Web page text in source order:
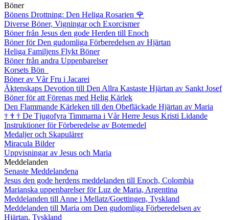
Böner
Bönens Drottning: Den Heliga Rosarien 🌹
Diverse Böner, Vigningar och Exorcismer
Böner från Jesus den gode Herden till Enoch
Böner för Den gudomliga Förberedelsen av Hjärtan
Heliga Familjens Flykt Böner
Böner från andra Uppenbarelser
Korsets Bön
Böner av Vår Fru i Jacarei
Äktenskaps Devotion till Den Allra Kastaste Hjärtan av Sankt Josef
Böner för att Förenas med Helig Kärlek
Den Flammande Kärleken till den Obefläckade Hjärtan av Maria
† † † De Tjugofyra Timmarna i Vår Herre Jesus Kristi Lidande
Instruktioner för Förberedelse av Botemedel
Medaljer och Skapulärer
Miracula Bilder
Uppvisningar av Jesus och Maria
Meddelanden
Senaste Meddelandena
Jesus den gode herdens meddelanden till Enoch, Colombia
Marianska uppenbarelser för Luz de Maria, Argentina
Meddelanden till Anne i Mellatz/Goettingen, Tyskland
Meddelanden till Maria om Den gudomliga Förberedelsen av
Hjärtan, Tyskland